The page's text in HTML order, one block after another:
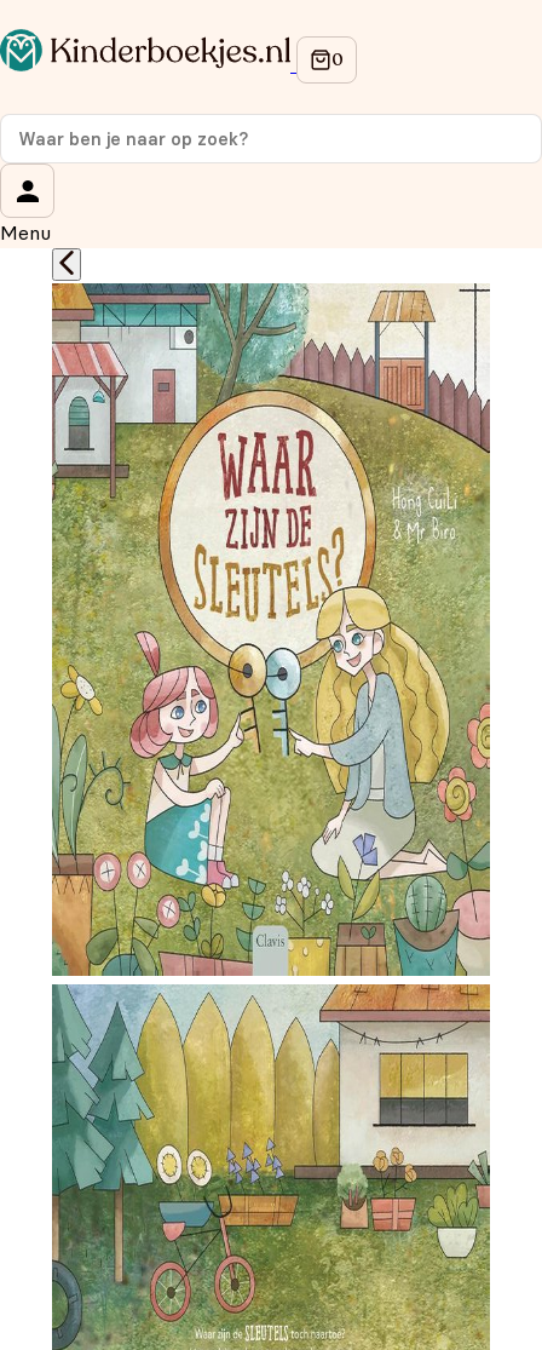
Menu
Op de hoogte blijven van onze acties?
Meld je aan voor onze nieuwsbrief en ontvang
korting
Wat is je voornaam?
Wat is je e-mailadres?*
Aanmelden
We gebruiken je gegevens om contact op te nemen, in
overeenstemming met ons privacybeleid.